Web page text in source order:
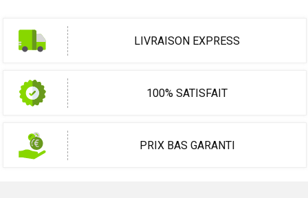
LIVRAISON EXPRESS
100% SATISFAIT
PRIX BAS GARANTI